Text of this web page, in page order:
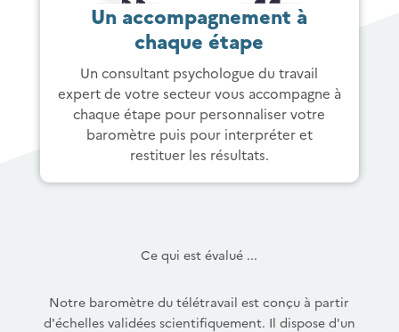
Un accompagnement à
chaque étape
Un consultant psychologue du travail
expert de votre secteur vous accompagne à
chaque étape pour personnaliser votre
baromètre puis pour interpréter et
restituer les résultats.
Ce qui est évalué ...
Notre baromètre du télétravail est conçu à partir
d'échelles validées scientifiquement. Il dispose d'un